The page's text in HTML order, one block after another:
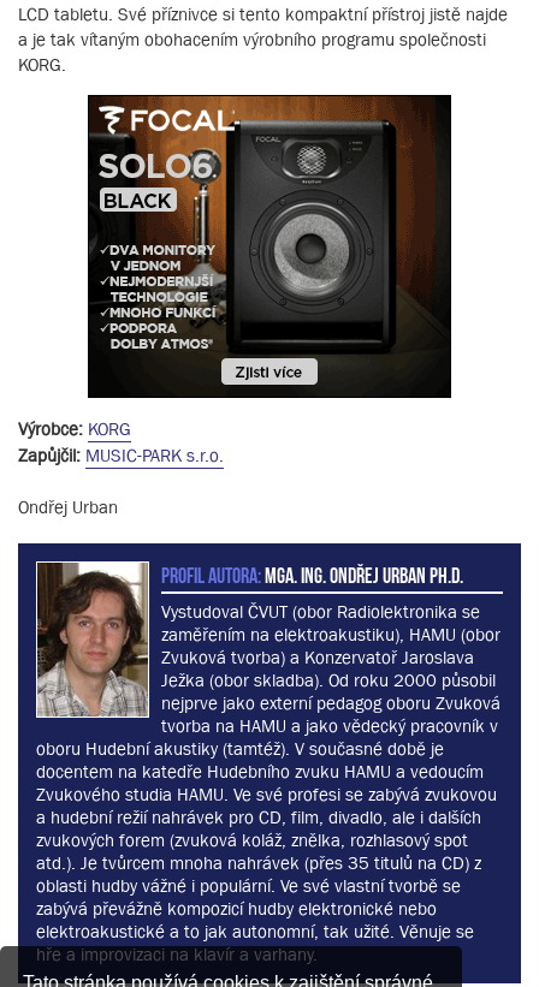
LCD tabletu. Své příznivce si tento kompaktní přístroj jistě najde
a je tak vítaným obohacením výrobního programu společnosti
KORG.
Výrobce: KORG
Zapůjčil: MUSIC-PARK s.r.o.
Ondřej Urban
PROFIL AUTORA:MgA. Ing. Ondřej Urban Ph.D.
Vystudoval ČVUT (obor Radiolektronika se
zaměřením na elektroakustiku), HAMU (obor
Zvuková tvorba) a Konzervatoř Jaroslava
Ježka (obor skladba). Od roku 2000 působil
nejprve jako externí pedagog oboru Zvuková
tvorba na HAMU a jako vědecký pracovník v
oboru Hudební akustiky (tamtéž). V současné době je
docentem na katedře Hudebního zvuku HAMU a vedoucím
Zvukového studia HAMU. Ve své profesi se zabývá zvukovou
a hudební režií nahrávek pro CD, film, divadlo, ale i dalších
zvukových forem (zvuková koláž, znělka, rozhlasový spot
atd.). Je tvůrcem mnoha nahrávek (přes 35 titulů na CD) z
oblasti hudby vážné i populární. Ve své vlastní tvorbě se
zabývá převážně kompozicí hudby elektronické nebo
elektroakustické a to jak autonomní, tak užité. Věnuje se
hře a improvizaci na klavír a varhany.